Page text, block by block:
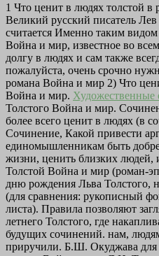
1 Что ценит в людях толстой
Великий русский писатель
считается Именно таким видом
Война и мир, известное во
долгу в людях и сам также
пожалуйста, очень срочно
романа Война и мир 2) Что
Война и мир. Художественные
Толстого Война и мир.
более всего ценит в людях (в
Сочинение, Какой привести
единомышленникам быть
жизни, ценить близких людей,
Толстой Война и мир (роман-
дню рождения Льва Толстого,
(для сравнения: рукописный
листа). Правила позволяют
летнего Толстого, где
будущих сочинений. нам,
приручили. Б.Ш. Окуджава для